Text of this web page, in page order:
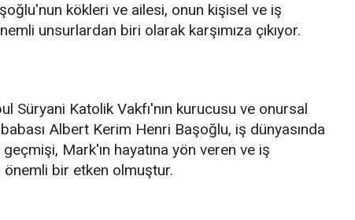
kökleri ve ailesi, onun kişisel ve iş
unsurlardan biri olarak karşımıza çıkıyor.
Süryani Katolik Vakfı'nın kurucusu ve onursal
Albert Kerim Henri Başoğlu, iş dünyasında
Mark'ın hayatına yön veren ve iş
önemli bir etken olmuştur.